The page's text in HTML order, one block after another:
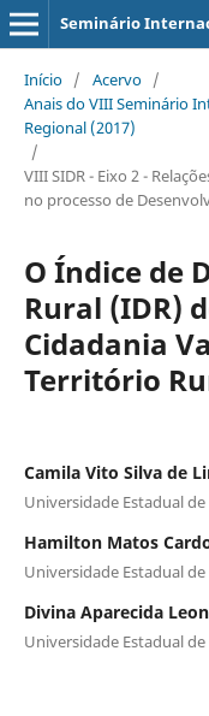
Seminário
Início / Acervo /
Anais do VIII Seminário
Regional (2017)
/
VIII SIDR - Eixo 2 -
no processo de
O Índice de
Rural (IDR)
Cidadania
Território
Camila Vito Silva de
Universidade Estadual de
Hamilton Matos
Universidade Estadual de
Divina Aparecida
Universidade Estadual de